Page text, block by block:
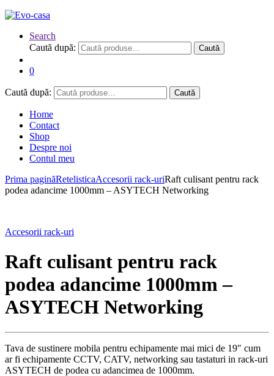
Search
Caută după:
Caută
0
Caută după: Caută
Home
Contact
Shop
Despre noi
Contul meu
Prima paginăRetelisticaAccesorii rack-uriRaft culisant pentru rack
podea adancime 1000mm – ASYTECH Networking
Accesorii rack-uri
Raft culisant pentru rack
podea adancime 1000mm –
ASYTECH Networking
Tava de sustinere mobila pentru echipamente mai mici de 19″ cum
ar fi echipamente CCTV, CATV, networking sau tastaturi in rack-uri
ASYTECH de podea cu adancimea de 1000mm.